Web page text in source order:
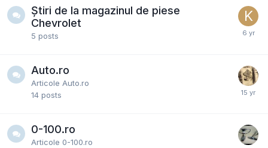
Știri de la magazinul de piese
Chevrolet
5 posts
Auto.ro
Articole Auto.ro
14 posts
0-100.ro
Articole 0-100.ro